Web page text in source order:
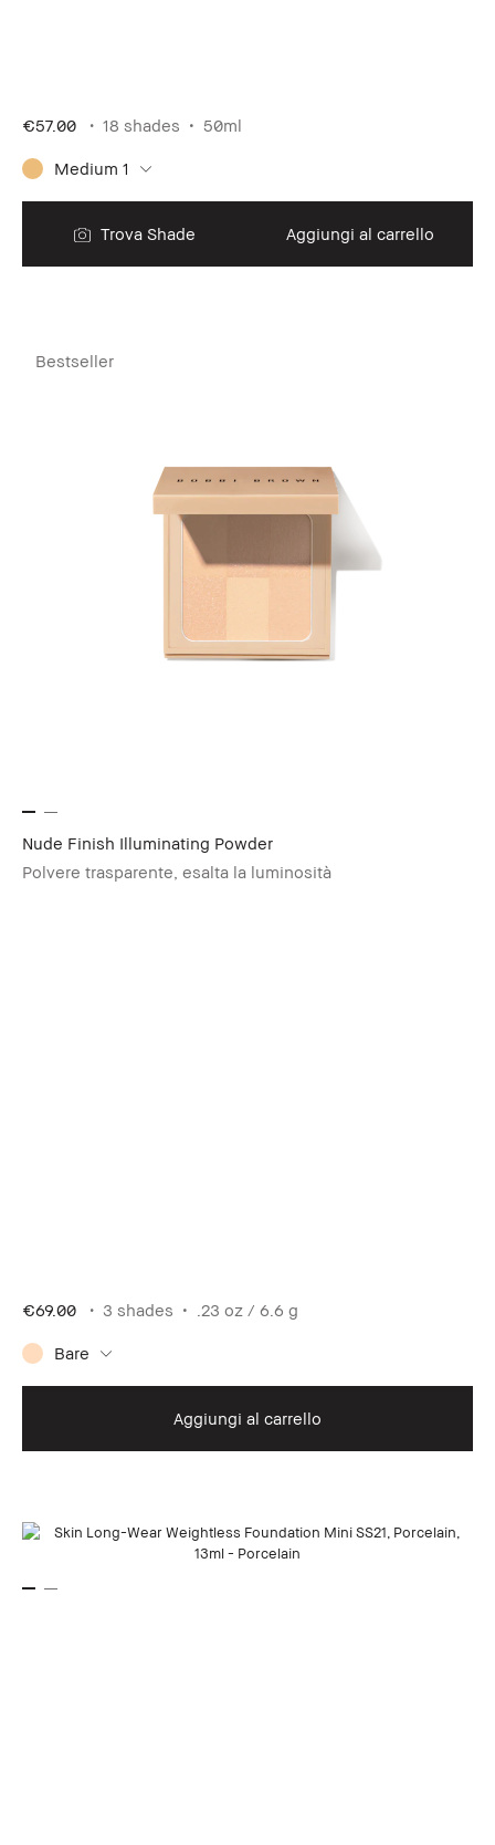
€57.00 18 shades 50ml
Medium 1
Trova Shade Aggiungi al carrello
Bestseller
Nude Finish Illuminating Powder
Polvere trasparente, esalta la luminosità
€69.00 3 shades .23 oz / 6.6 g
Bare
Aggiungi al carrello